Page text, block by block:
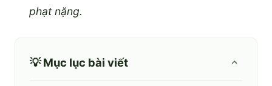
phạt nặng.
💡 Mục lục bài viết